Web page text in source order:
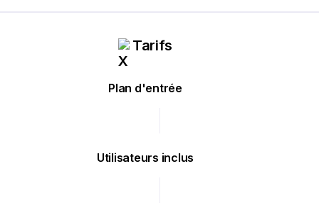
Tarifs
Plan d'entrée
Utilisateurs inclus